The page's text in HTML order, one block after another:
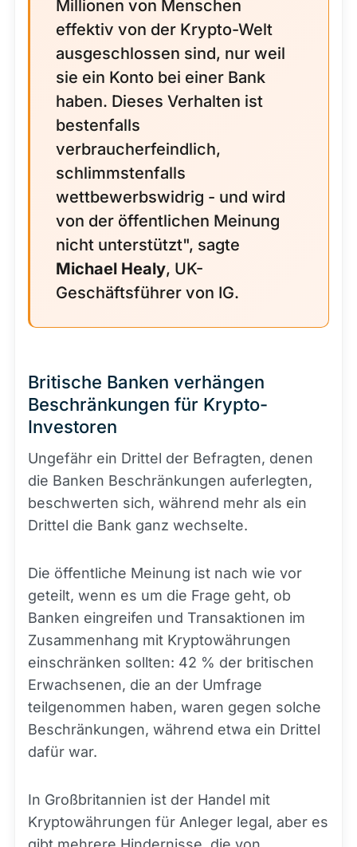
Millionen von Menschen
effektiv von der Krypto-Welt
ausgeschlossen sind, nur weil
sie ein Konto bei einer Bank
haben. Dieses Verhalten ist
bestenfalls
verbraucherfeindlich,
schlimmstenfalls
wettbewerbswidrig - und wird
von der öffentlichen Meinung
nicht unterstützt", sagte
Michael Healy, UK-
Geschäftsführer von IG.
Britische Banken verhängen
Beschränkungen für Krypto-
Investoren
Ungefähr ein Drittel der Befragten, denen
die Banken Beschränkungen auferlegten,
beschwerten sich, während mehr als ein
Drittel die Bank ganz wechselte.
Die öffentliche Meinung ist nach wie vor
geteilt, wenn es um die Frage geht, ob
Banken eingreifen und Transaktionen im
Zusammenhang mit Kryptowährungen
einschränken sollten: 42 % der britischen
Erwachsenen, die an der Umfrage
teilgenommen haben, waren gegen solche
Beschränkungen, während etwa ein Drittel
dafür war.
In Großbritannien ist der Handel mit
Kryptowährungen für Anleger legal, aber es